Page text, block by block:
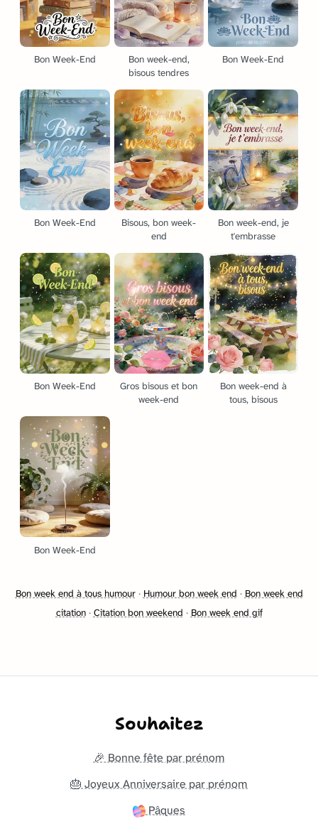
Bon Week-End
Bon week-end,
bisous tendres
Bon Week-End
Bon Week-End
Bisous, bon week-
end
Bon week-end, je
t'embrasse
Bon Week-End
Gros bisous et bon
week-end
Bon week-end à
tous, bisous
Bon Week-End
Bon week end à tous humour· Humour bon week end · Bon week end
citation· Citation bon weekend · Bon week end gif
Souhaitez
🎉 Bonne fête par prénom
🎂 Joyeux Anniversaire par prénom
Pâques